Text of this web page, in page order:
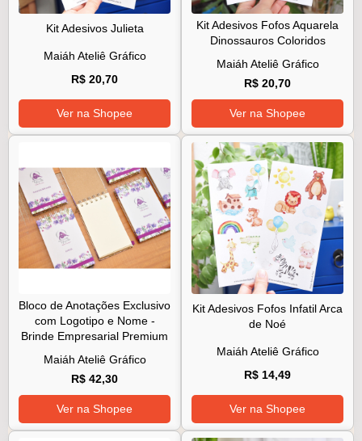
Kit Adesivos Julieta
Maiáh Ateliê Gráfico
R$ 20,70
Ver na Shopee
Kit Adesivos Fofos Aquarela
Dinossauros Coloridos
Maiáh Ateliê Gráfico
R$ 20,70
Ver na Shopee
Bloco de Anotações Exclusivo
com Logotipo e Nome -
Brinde Empresarial Premium
Maiáh Ateliê Gráfico
R$ 42,30
Ver na Shopee
Kit Adesivos Fofos Infatil Arca
de Noé
Maiáh Ateliê Gráfico
R$ 14,49
Ver na Shopee